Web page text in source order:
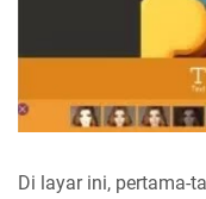
Di layar ini, pertama-